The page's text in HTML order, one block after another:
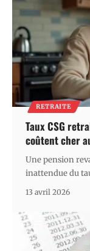
RETRAITE
Taux CSG
coûtent cher
Une pension
inattendue du
13 avril 2026